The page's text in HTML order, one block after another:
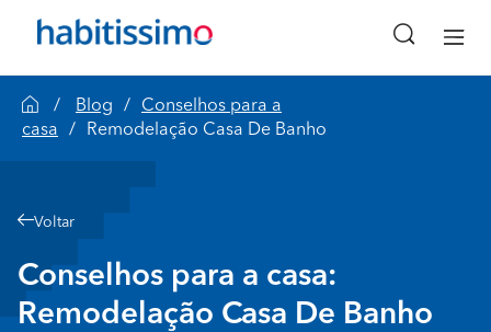
Blog
Conselhos para a
casa
Remodelação Casa De Banho
Voltar
Conselhos para a casa:
Remodelação Casa De Banho